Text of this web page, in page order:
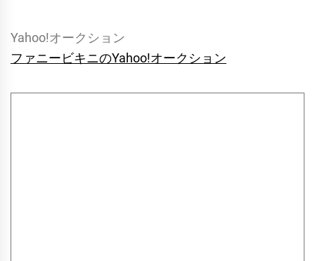
Yahoo!オークション
ファニービキニのYahoo!オークション